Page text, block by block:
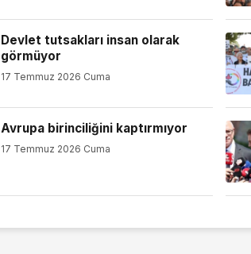
Devlet tutsakları insan olarak
görmüyor
17 Temmuz 2026 Cuma
Avrupa birinciliğini kaptırmıyor
17 Temmuz 2026 Cuma